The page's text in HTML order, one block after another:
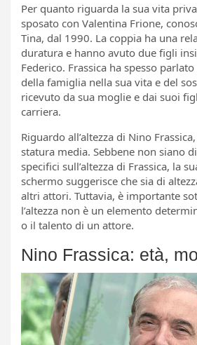
Per quanto riguarda la sua vita
sposato con Valentina Frione,
Tina, dal 1990. La coppia ha una
duratura e hanno avuto due figli
Federico. Frassica ha spesso
della famiglia nella sua vita e del
ricevuto da sua moglie e dai suoi
carriera.
Riguardo all’altezza di Nino
statura media. Sebbene non siano
specifici sull’altezza di Frassica, la
schermo suggerisce che sia di
altri attori. Tuttavia, è importante
l’altezza non è un elemento
o il talento di un attore.
Nino Frassica: età,